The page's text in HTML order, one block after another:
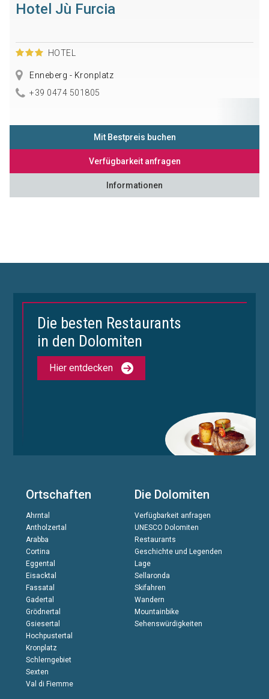
Hotel Jù Furcia
HOTEL
Enneberg - Kronplatz
+39 0474 501805
Mit Bestpreis buchen
Verfügbarkeit anfragen
Informationen
Die besten Restaurants
in den Dolomiten
Hier entdecken
Ortschaften
Ahrntal
Antholzertal
Arabba
Cortina
Eggental
Eisacktal
Fassatal
Gadertal
Grödnertal
Gsiesertal
Hochpustertal
Kronplatz
Schlerngebiet
Sexten
Val di Fiemme
Die Dolomiten
Verfügbarkeit anfragen
UNESCO Dolomiten
Restaurants
Geschichte und Legenden
Lage
Sellaronda
Skifahren
Wandern
Mountainbike
Sehenswürdigkeiten